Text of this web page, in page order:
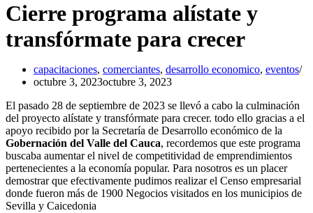
Cierre programa alístate y
transfórmate para crecer
capacitaciones, comerciantes, desarrollo economico, eventos
octubre 3, 2023octubre 3, 2023
El pasado 28 de septiembre de 2023 se llevó a cabo la culminación
del proyecto alístate y transfórmate para crecer. todo ello gracias a el
apoyo recibido por la Secretaría de Desarrollo económico de la
Gobernación del Valle del Cauca, recordemos que este programa
buscaba aumentar el nivel de competitividad de emprendimientos
pertenecientes a la economía popular. Para nosotros es un placer
demostrar que efectivamente pudimos realizar el Censo empresarial
donde fueron más de 1900 Negocios visitados en los municipios de
Sevilla y Caicedonia